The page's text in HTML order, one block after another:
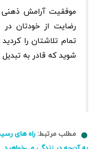
موفقیت آرامش
رضایت از خودتان
تمام تلاشتان را
شوید که قادر به
مطلب مرتبط: